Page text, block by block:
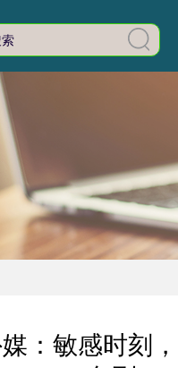
：敏感时刻